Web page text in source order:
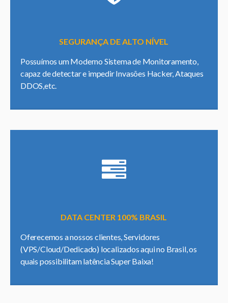
SEGURANÇA DE ALTO NÍVEL
Possuímos um Moderno Sistema de Monitoramento,
capaz de detectar e impedir Invasões Hacker, Ataques
DDOS,etc.
DATA CENTER 100% BRASIL
Oferecemos a nossos clientes, Servidores
(VPS/Cloud/Dedicado) localizados aqui no Brasil, os
quais possibilitam latência Super Baixa!